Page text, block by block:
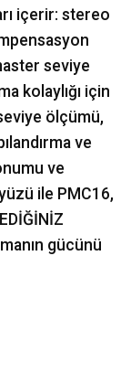
içerir: stereo
seviye
kolaylığı için
ölçümü,
ve
ve
ile PMC16,
gücünü